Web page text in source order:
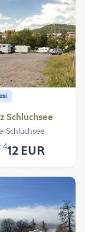
Schluchsee
Schluchsee
412 EUR